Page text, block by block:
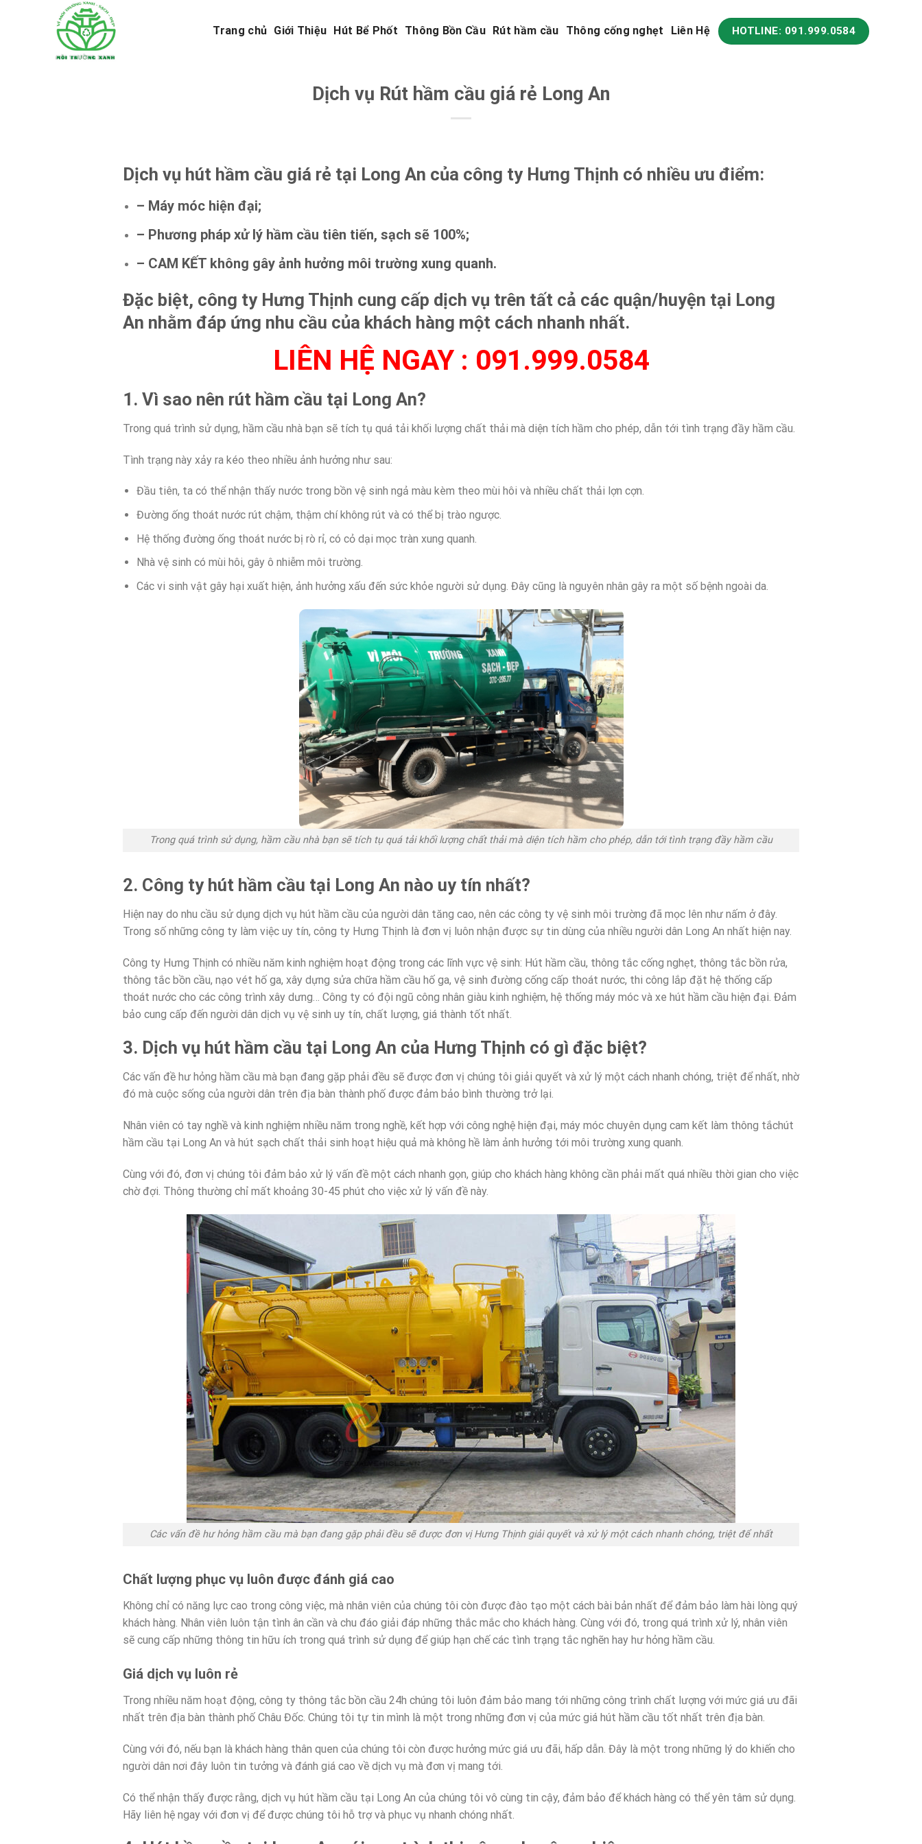
Trang chủ Giới Thiệu Hút Bể Phốt Thông Bồn Cầu Rút hầm cầu Thông cống nghẹt Liên Hệ HOTLINE: 091.999.0584
Dịch vụ Rút hầm cầu giá rẻ Long An
Dịch vụ hút hầm cầu giá rẻ tại Long An của công ty Hưng Thịnh có nhiều ưu điểm:
– Máy móc hiện đại;
– Phương pháp xử lý hầm cầu tiên tiến, sạch sẽ 100%;
– CAM KẾT không gây ảnh hưởng môi trường xung quanh.
Đặc biệt, công ty Hưng Thịnh cung cấp dịch vụ trên tất cả các quận/huyện tại Long
An nhằm đáp ứng nhu cầu của khách hàng một cách nhanh nhất.
LIÊN HỆ NGAY : 091.999.0584
1. Vì sao nên rút hầm cầu tại Long An?
Trong quá trình sử dụng, hầm cầu nhà bạn sẽ tích tụ quá tải khối lượng chất thải mà diện tích hầm cho phép, dẫn tới tình trạng đầy hầm cầu.
Tình trạng này xảy ra kéo theo nhiều ảnh hưởng như sau:
Đầu tiên, ta có thể nhận thấy nước trong bồn vệ sinh ngả màu kèm theo mùi hôi và nhiều chất thải lợn cợn.
Đường ống thoát nước rút chậm, thậm chí không rút và có thể bị trào ngược.
Hệ thống đường ống thoát nước bị rò rỉ, có cỏ dại mọc tràn xung quanh.
Nhà vệ sinh có mùi hôi, gây ô nhiễm môi trường.
Các vi sinh vật gây hại xuất hiện, ảnh hưởng xấu đến sức khỏe người sử dụng. Đây cũng là nguyên nhân gây ra một số bệnh ngoài da.
Trong quá trình sử dụng, hầm cầu nhà bạn sẽ tích tụ quá tải khối lượng chất thải mà diện tích hầm cho phép, dẫn tới tình trạng đầy hầm cầu
2. Công ty hút hầm cầu tại Long An nào uy tín nhất?
Hiện nay do nhu cầu sử dụng dịch vụ hút hầm cầu của người dân tăng cao, nên các công ty vệ sinh môi trường đã mọc lên như nấm ở đây.
Trong số những công ty làm việc uy tín, công ty Hưng Thịnh là đơn vị luôn nhận được sự tin dùng của nhiều người dân Long An nhất hiện nay.
Công ty Hưng Thịnh có nhiều năm kinh nghiệm hoạt động trong các lĩnh vực vệ sinh: Hút hầm cầu, thông tắc cống nghẹt, thông tắc bồn rửa,
thông tắc bồn cầu, nạo vét hố ga, xây dựng sửa chữa hầm cầu hố ga, vệ sinh đường cống cấp thoát nước, thi công lắp đặt hệ thống cấp
thoát nước cho các công trình xây dưng… Công ty có đội ngũ công nhân giàu kinh nghiệm, hệ thống máy móc và xe hút hầm cầu hiện đại. Đảm
bảo cung cấp đến người dân dịch vụ vệ sinh uy tín, chất lượng, giá thành tốt nhất.
3. Dịch vụ hút hầm cầu tại Long An của Hưng Thịnh có gì đặc biệt?
Các vấn đề hư hỏng hầm cầu mà bạn đang gặp phải đều sẽ được đơn vị chúng tôi giải quyết và xử lý một cách nhanh chóng, triệt để nhất, nhờ
đó mà cuộc sống của người dân trên địa bàn thành phố được đảm bảo bình thường trở lại.
Nhân viên có tay nghề và kinh nghiệm nhiều năm trong nghề, kết hợp với công nghệ hiện đại, máy móc chuyên dụng cam kết làm thông tắchút
hầm cầu tại Long An và hút sạch chất thải sinh hoạt hiệu quả mà không hề làm ảnh hưởng tới môi trường xung quanh.
Cùng với đó, đơn vị chúng tôi đảm bảo xử lý vấn đề một cách nhanh gọn, giúp cho khách hàng không cần phải mất quá nhiều thời gian cho việc
chờ đợi. Thông thường chỉ mất khoảng 30-45 phút cho việc xử lý vấn đề này.
Các vấn đề hư hỏng hầm cầu mà bạn đang gặp phải đều sẽ được đơn vị Hưng Thịnh giải quyết và xử lý một cách nhanh chóng, triệt để nhất
Chất lượng phục vụ luôn được đánh giá cao
Không chỉ có năng lực cao trong công việc, mà nhân viên của chúng tôi còn được đào tạo một cách bài bản nhất để đảm bảo làm hài lòng quý
khách hàng. Nhân viên luôn tận tình ân cần và chu đáo giải đáp những thắc mắc cho khách hàng. Cùng với đó, trong quá trình xử lý, nhân viên
sẽ cung cấp những thông tin hữu ích trong quá trình sử dụng để giúp hạn chế các tình trạng tắc nghẽn hay hư hỏng hầm cầu.
Giá dịch vụ luôn rẻ
Trong nhiều năm hoạt động, công ty thông tắc bồn cầu 24h chúng tôi luôn đảm bảo mang tới những công trình chất lượng với mức giá ưu đãi
nhất trên địa bàn thành phố Châu Đốc. Chúng tôi tự tin mình là một trong những đơn vị của mức giá hút hầm cầu tốt nhất trên địa bàn.
Cùng với đó, nếu bạn là khách hàng thân quen của chúng tôi còn được hưởng mức giá ưu đãi, hấp dẫn. Đây là một trong những lý do khiến cho
người dân nơi đây luôn tin tưởng và đánh giá cao về dịch vụ mà đơn vị mang tới.
Có thể nhận thấy được rằng, dịch vụ hút hầm cầu tại Long An của chúng tôi vô cùng tin cậy, đảm bảo để khách hàng có thể yên tâm sử dụng.
Hãy liên hệ ngay với đơn vị để được chúng tôi hỗ trợ và phục vụ nhanh chóng nhất.